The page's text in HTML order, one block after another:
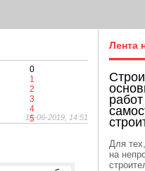
15-06-2019, 14:51
0
1
2
3
4
5
Лента
Для
на